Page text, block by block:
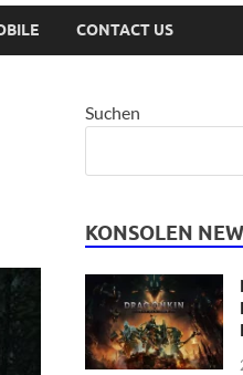
CONTACT US
Suchen
KONSOLEN